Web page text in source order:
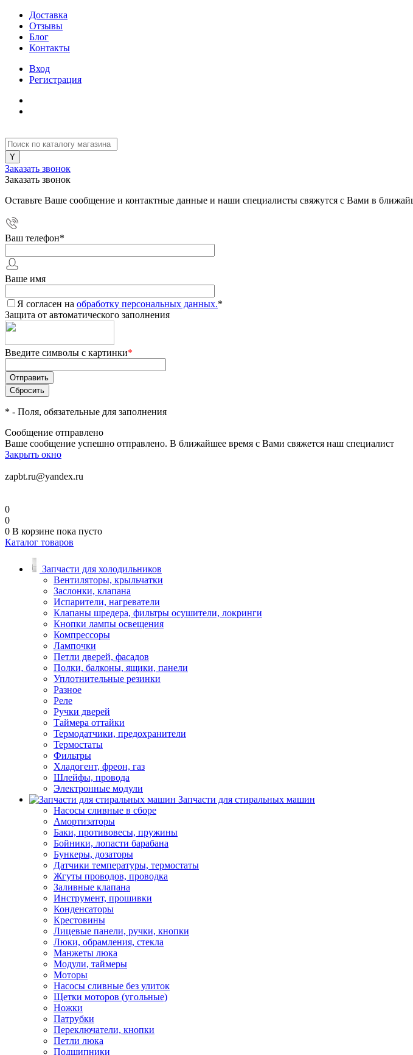
Доставка
Отзывы
Блог
Контакты
Вход
Регистрация
Заказать звонок
Заказать звонок
Оставьте Ваше сообщение и контактные данные и наши специалисты свяжутся с Вами в
Ваш телефон*
Ваше имя
Я согласен на обработку персональных данных.*
Защита от автоматического заполнения
Введите символы с картинки*
* - Поля, обязательные для заполнения
Сообщение отправлено
Ваше сообщение успешно отправлено. В ближайшее время с Вами свяжется наш специалист
Закрыть окно
zapbt.ru@yandex.ru
0
0
0 В корзине пока пусто
Каталог товаров
Запчасти для холодильников
Вентиляторы, крыльчатки
Заслонки, клапана
Испарители, нагреватели
Клапаны шредера, фильтры осушители, локринги
Кнопки лампы освещения
Компрессоры
Лампочки
Петли дверей, фасадов
Полки, балконы, ящики, панели
Уплотнительные резинки
Разное
Реле
Ручки дверей
Таймера оттайки
Термодатчики, предохранители
Термостаты
Фильтры
Хладогент, фреон, газ
Шлейфы, провода
Электронные модули
Запчасти для стиральных машин
Насосы сливные в сборе
Амортизаторы
Баки, противовесы, пружины
Бойники, лопасти барабана
Бункеры, дозаторы
Датчики температуры, термостаты
Жгуты проводов, проводка
Заливные клапана
Инструмент, прошивки
Конденсаторы
Крестовины
Лицевые панели, ручки, кнопки
Люки, обрамления, стекла
Манжеты люка
Модули, таймеры
Моторы
Насосы сливные без улиток
Щетки моторов (угольные)
Ножки
Патрубки
Переключатели, кнопки
Петли люка
Подшипники